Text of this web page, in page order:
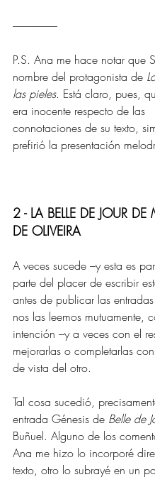
---------------------
P.S. Ana me hace notar que
nombre del protagonista de
las pieles. Está claro, pues,
era inocente respecto de las
connotaciones de su texto,
prefirió la presentación
2 - LA BELLE DE JOUR
DE OLIVEIRA
A veces sucede –y esta es
parte del placer de escribir
antes de publicar las
nos las leemos mutuamente,
intención –y a veces con el
mejorarlas o completarlas
de vista del otro.
Tal cosa sucedió,
entrada Génesis de Belle de
Buñuel. Alguno de los
Ana me hizo lo incorporé
texto, otro lo subrayé en un